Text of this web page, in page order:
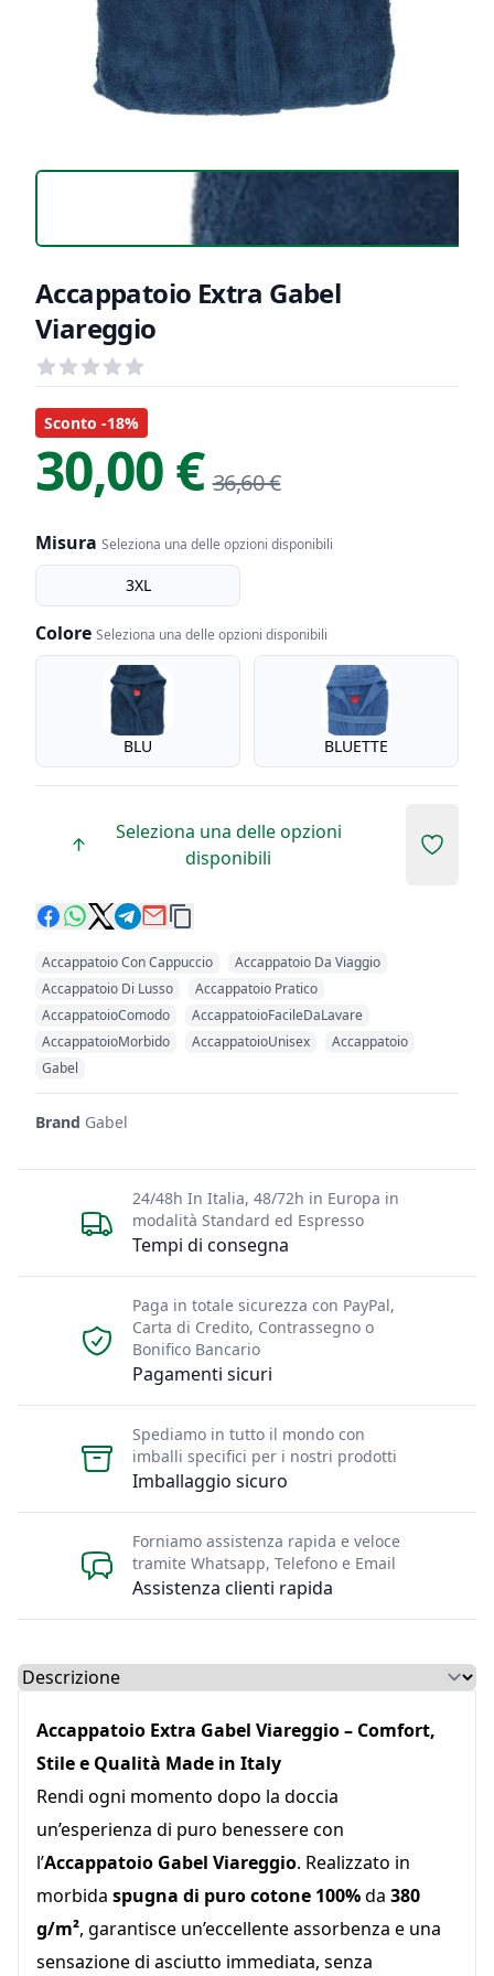
Accappatoio Extra Gabel
Viareggio
Recensioni
out of 5 stars
Informazioni Prodotto
Descrizione riassuntiva
Sconto -18%
30,00 € 36,60 €
Misura Seleziona una delle opzioni disponibili
Misura 3XL
Colore Seleziona una delle opzioni disponibili
Colore
BLU BLUETTE
Seleziona una delle opzioni
disponibili
Add to
Accappatoio Con Cappuccio
Accappatoio Da Viaggio
Accappatoio Di Lusso
Accappatoio Pratico
AccappatoioComodo
AccappatoioFacileDaLavare
AccappatoioMorbido
AccappatoioUnisex
Accappatoio
Gabel
Brand Gabel
Tempi di consegna
24/48h In Italia, 48/72h in Europa in
modalità Standard ed Espresso
Pagamenti sicuri
Paga in totale sicurezza con PayPal,
Carta di Credito, Contrassegno o
Bonifico Bancario
Imballaggio sicuro
Spediamo in tutto il mondo con
imballi specifici per i nostri prodotti
Assistenza clienti rapida
Forniamo assistenza rapida e veloce
tramite Whatsapp, Telefono e Email
Select a tab
Accappatoio Extra Gabel Viareggio – Comfort,
Stile e Qualità Made in Italy
Rendi ogni momento dopo la doccia
un’esperienza di puro benessere con
l’Accappatoio Gabel Viareggio. Realizzato in
morbida spugna di puro cotone 100%da 380
g/m², garantisce un’eccellente assorbenza e una
sensazione di asciutto immediata, senza